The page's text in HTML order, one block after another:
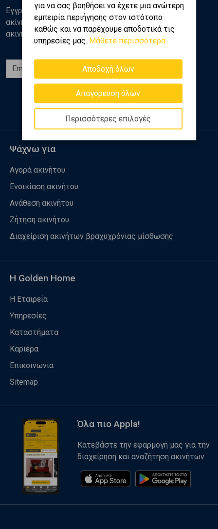
για να σας βοηθήσει να έχετε μια ανώτερη
εμπειρία περιήγησης στον ιστότοπο
καθώς και να παρέχουμε αποδοτικά τις
υπηρεσίες μας. Μάθετε περισσότερα...
Αποδοχή όλων
Απαγόρευση όλων
Περισσότερες επιλογές
Εγγραφείτε στο newsletter της Golden Home για νέα
ακίνητα, αναλύσεις και διάφορα θέματα της αγοράς
ακινήτων
Εγγραφή
Ακολουθήστε μας
Ψάχνω για
Αγορά ακινήτου
Ενοικίαση ακινήτου
Ανάθεση ακινήτου
Ζήτηση ακινήτου
Διαχείριση ακινήτων βραχυχρόνιας μίσθωσης
Η Golden Home
Η Εταιρεία
Υπηρεσίες
Καταστήματα
Καριέρα
Επικοινωνία
Sitemap
Όλα πιο Appla!
Κατεβάστε την εφαρμογή μας για την
διαχείρηση και αναζήτηση ακινήτων.